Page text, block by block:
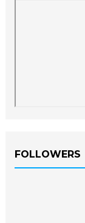
FOLLOWERS